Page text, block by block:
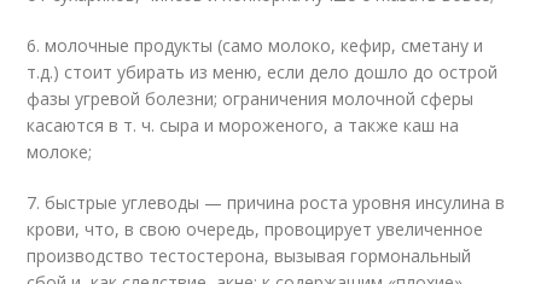
6. молочные продукты (само молоко, кефир, сметану и
т.д.) стоит убирать из меню, если дело дошло до острой
фазы угревой болезни; ограничения молочной сферы
касаются в т. ч. сыра и мороженого, а также каш на
молоке;
7. быстрые углеводы — причина роста уровня инсулина в
крови, что, в свою очередь, провоцирует увеличенное
производство тестостерона, вызывая гормональный